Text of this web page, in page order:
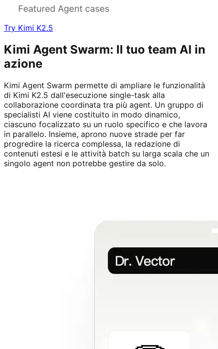
Try Kimi K2.5
Kimi Agent Swarm: Il tuo team AI in
azione
Kimi Agent Swarm permette di ampliare le funzionalità
di Kimi K2.5 dall'esecuzione single-task alla
collaborazione coordinata tra più agent. Un gruppo di
specialisti AI viene costituito in modo dinamico,
ciascuno focalizzato su un ruolo specifico e che lavora
in parallelo. Insieme, aprono nuove strade per far
progredire la ricerca complessa, la redazione di
contenuti estesi e le attività batch su larga scala che un
singolo agent non potrebbe gestire da solo.